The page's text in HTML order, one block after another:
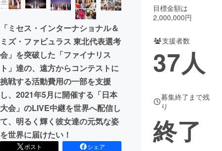
CAMPFIREふるさと納税machi-ya コミュニティ
「ミセス・インターナショナル＆
ミズ・ファビュラス 東北代表選考
会」を突破した「ファイナリス
ト」達の、遠方からコンテストに
挑戦する活動費用の一部を支援
し、2021年5月に開催する「日本
大会」のLIVE中継を世界へ配信し
て、明るく輝く彼女達の元気な姿
を世界に届けたい！
ポスト
シェア
目標金額は
2,000,000円
支援者数
37人
募集終了まで残
り
終了